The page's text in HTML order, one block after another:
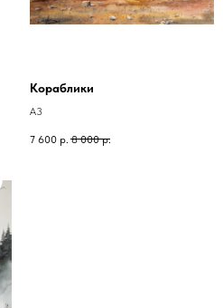
Кораблики
А3
7 600 р. 8 000 р.